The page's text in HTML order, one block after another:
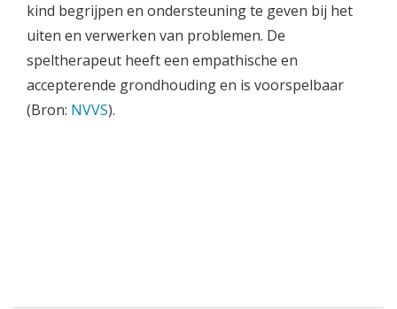
kind begrijpen en ondersteuning te geven bij het
uiten en verwerken van problemen. De
speltherapeut heeft een empathische en
accepterende grondhouding en is voorspelbaar
(Bron: NVVS).